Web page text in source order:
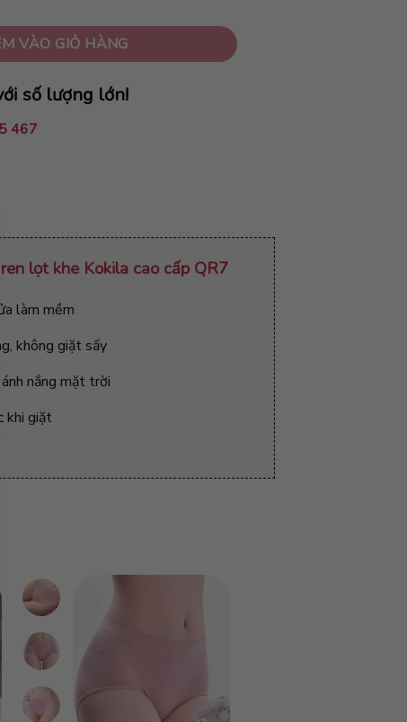
VÀO GIỎ HÀNG
số lượng lớn!
467
ren lọt khe Kokila cao cấp QR7
làm mềm
không giặt sấy
nắng mặt trời
khi giặt